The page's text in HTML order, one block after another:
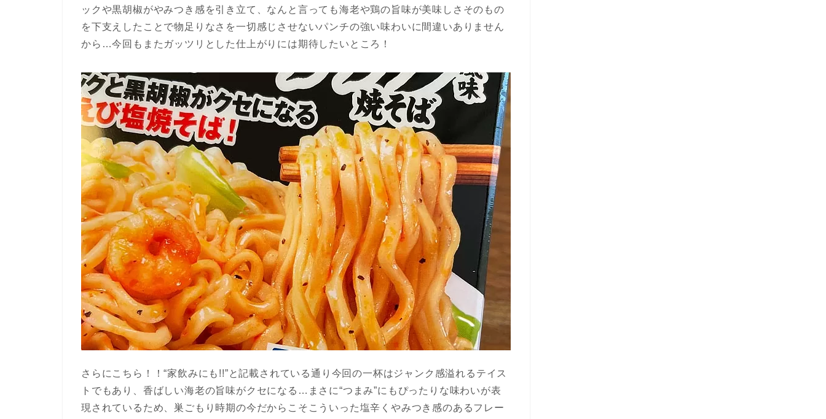
ックや黒胡椒がやみつき感を引き立て、なんと言っても海老や鶏の旨味が美味しさそのもの
を下支えしたことで物足りなさを一切感じさせないパンチの強い味わいに間違いありません
から…今回もまたガッツリとした仕上がりには期待したいところ！
さらにこちら！！“家飲みにも!!”と記載されている通り今回の一杯はジャンク感溢れるテイス
トでもあり、香ばしい海老の旨味がクセになる…まさに“つまみ”にもぴったりな味わいが表
現されているため、巣ごもり時期の今だからこそこういった塩辛くやみつき感のあるフレー